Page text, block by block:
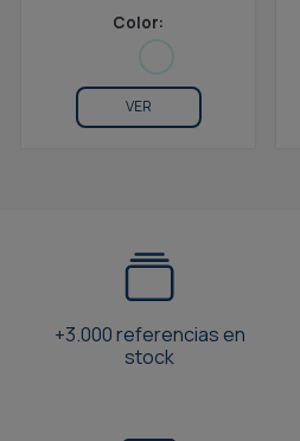
Color:
VER
+3.000 referencias en
stock